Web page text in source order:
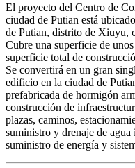
El proyecto del Centro de
ciudad de Putian está
de Putian, distrito de Xiuyu,
Cubre una superficie de
superficie total de
Se convertirá en un gran
edificio en la ciudad de
prefabricada de hormigón
construcción de
plazas, caminos,
suministro y drenaje de
suministro de energía y